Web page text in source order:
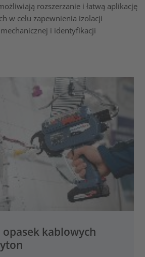
rozszerzanie i łatwą aplikację
w celu zapewnienia izolacji
i identyfikacji
kablowych